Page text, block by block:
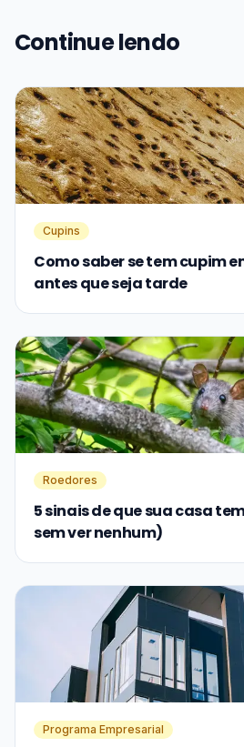
Continue lendo
Cupins
Como saber se tem cupim
antes que seja tarde
Roedores
5 sinais de que sua casa
sem ver nenhum)
Programa Empresarial